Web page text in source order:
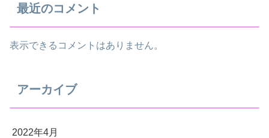
最近のコメント
表示できるコメントはありません。
アーカイブ
2022年4月